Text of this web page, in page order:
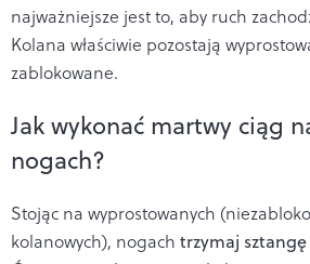
najważniejsze jest to, aby ruch
Kolana właściwie pozostają
zablokowane.
Jak wykonać martwy ciąg
nogach?
Stojąc na wyprostowanych
kolanowych), nogach trzymaj